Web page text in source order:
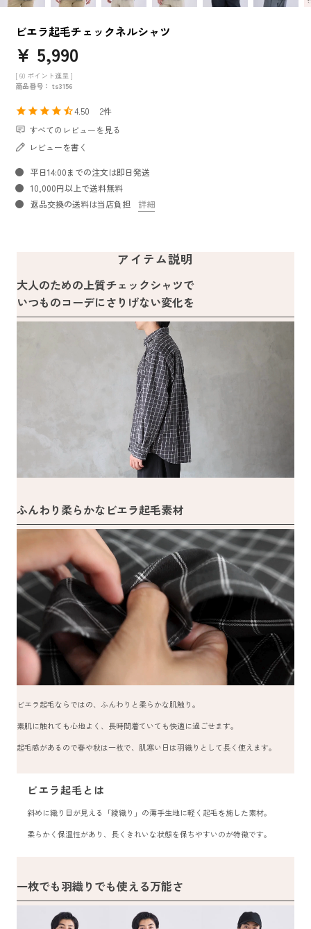
ビエラ起毛チェックネルシャツ
¥ 5,990
[ 60 ポイント進呈 ]
商品番号
ts3156
4.50
2
すべてのレビューを見る
レビューを書く
平日14:00までの注文は即日発送
10,000円以上で送料無料
返品交換の送料は当店負担
詳細
アイテム説明
大人のための上質チェックシャツで
いつものコーデにさりげない変化を
ふんわり柔らかなビエラ起毛素材
ビエラ起毛ならではの、ふんわりと柔らかな肌触り。
素肌に触れても心地よく、長時間着ていても快適に過ごせます。
起毛感があるので春や秋は一枚で、肌寒い日は羽織りとして長く使えます。
ビエラ起毛とは
斜めに織り目が見える「綾織り」の薄手生地に軽く起毛を施した素材。
柔らかく保温性があり、長くきれいな状態を保ちやすいのが特徴です。
一枚でも羽織りでも使える万能さ